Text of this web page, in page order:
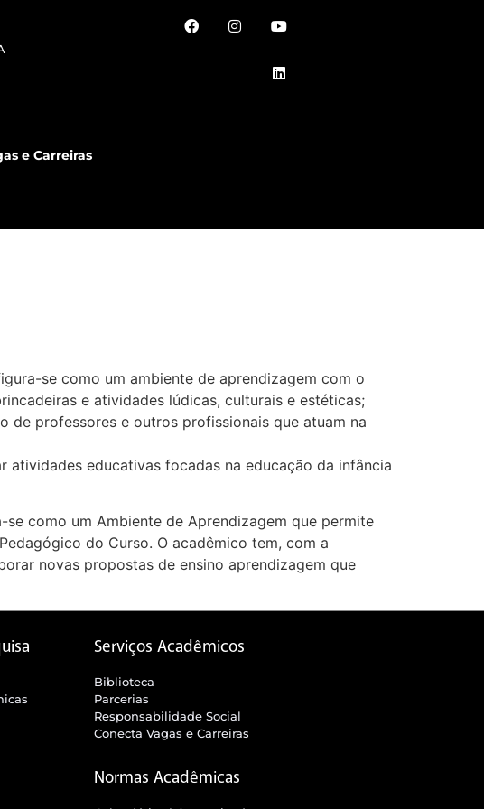
e Carreiras
se como um ambiente de aprendizagem com o
e atividades lúdicas, culturais e estéticas;
professores e outros profissionais que atuam na
educativas focadas na educação da infância
como um Ambiente de Aprendizagem que permite
do Curso. O acadêmico tem, com a
novas propostas de ensino aprendizagem que
Serviços Acadêmicos
Biblioteca
Parcerias
Responsabilidade Social
Conecta Vagas e Carreiras
Normas Acadêmicas